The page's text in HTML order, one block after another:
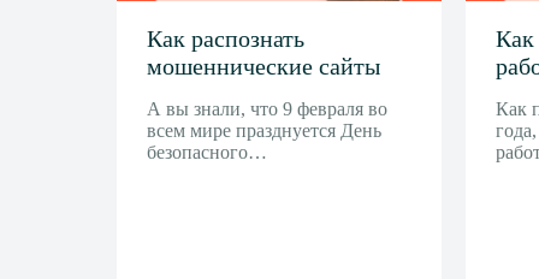
Как распознать
мошеннические сайты
А вы знали, что 9 февраля во
всем мире празднуется День
безопасного…
Как
Как